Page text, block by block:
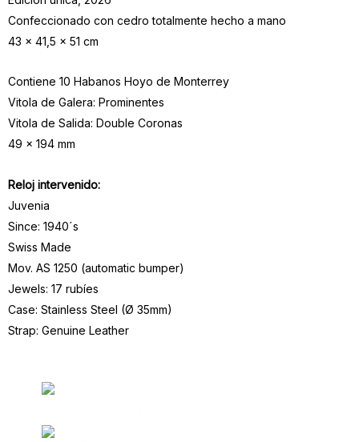
Confeccionado con cedro totalmente hecho a mano
43 x 41,5 x 51 cm
Contiene 10 Habanos Hoyo de Monterrey
Vitola de Galera: Prominentes
Vitola de Salida: Double Coronas
49 x 194 mm
Reloj intervenido:
Juvenia
Since: 1940´s
Swiss Made
Mov. AS 1250 (automatic bumper)
Jewels: 17 rubíes
Case: Stainless Steel (Ø 35mm)
Strap: Genuine Leather